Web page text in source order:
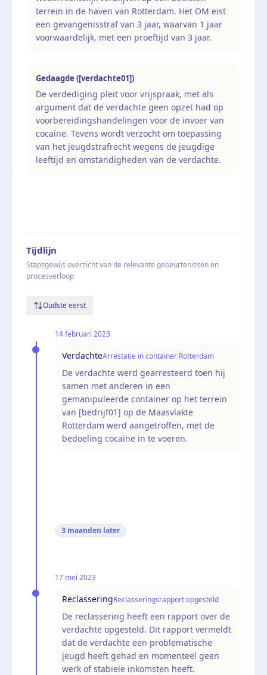
terrein in de haven van Rotterdam. Het OM eist
een gevangenisstraf van 3 jaar, waarvan 1 jaar
voorwaardelijk, met een proeftijd van 3 jaar.
Gedaagde ([verdachte01])
De verdediging pleit voor vrijspraak, met als
argument dat de verdachte geen opzet had op
voorbereidingshandelingen voor de invoer van
cocaïne. Tevens wordt verzocht om toepassing
van het jeugdstrafrecht wegens de jeugdige
leeftijd en omstandigheden van de verdachte.
Tijdlijn
Stapsgewijs overzicht van de relevante gebeurtenissen en
procesverloop
Oudste eerst
14 februari 2023
VerdachteArrestatie in container Rotterdam
De verdachte werd gearresteerd toen hij
samen met anderen in een
gemanipuleerde container op het terrein
van [bedrijf01] op de Maasvlakte
Rotterdam werd aangetroffen, met de
bedoeling cocaïne in te voeren.
3 maanden later
17 mei 2023
ReclasseringReclasseringsrapport opgesteld
De reclassering heeft een rapport over de
verdachte opgesteld. Dit rapport vermeldt
dat de verdachte een problematische
jeugd heeft gehad en momenteel geen
werk of stabiele inkomsten heeft.